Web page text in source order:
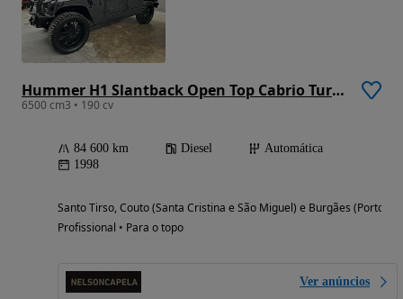
Hummer H1 Slantback Open Top Cabrio Turbodiesel 6.5 V8 Custom
6500 cm3 • 190 cv
84 600 km Diesel
Automática
1998
Santo Tirso, Couto (Santa Cristina e São Miguel) e Burgães (Porto)
Profissional • Para o topo
Ver anúncios